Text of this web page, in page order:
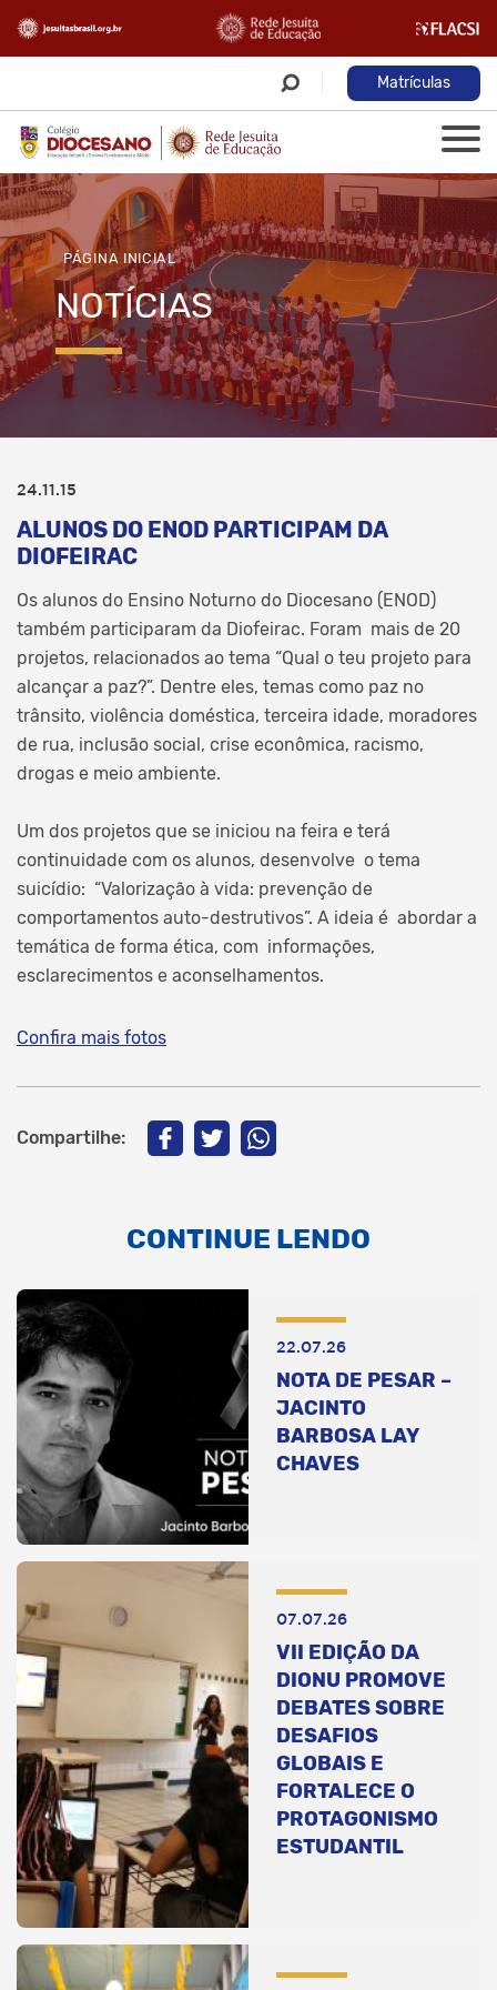
Matrículas
PÁGINA INICIAL
NOTÍCIAS
24.11.15
ALUNOS DO ENOD PARTICIPAM DA
DIOFEIRAC
Os alunos do Ensino Noturno do Diocesano (ENOD)
também participaram da Diofeirac. Foram mais de 20
projetos, relacionados ao tema “Qual o teu projeto para
alcançar a paz?”. Dentre eles, temas como paz no
trânsito, violência doméstica, terceira idade, moradores
de rua, inclusão social, crise econômica, racismo,
drogas e meio ambiente.
Um dos projetos que se iniciou na feira e terá
continuidade com os alunos, desenvolve o tema
suicídio: “Valorização à vida: prevenção de
comportamentos auto-destrutivos”. A ideia é abordar a
temática de forma ética, com informações,
esclarecimentos e aconselhamentos.
Confira mais fotos
Compartilhe:
CONTINUE LENDO
22.07.26
NOTA DE PESAR –
JACINTO
BARBOSA LAY
CHAVES
07.07.26
VII EDIÇÃO DA
DIONU PROMOVE
DEBATES SOBRE
DESAFIOS
GLOBAIS E
FORTALECE O
PROTAGONISMO
ESTUDANTIL